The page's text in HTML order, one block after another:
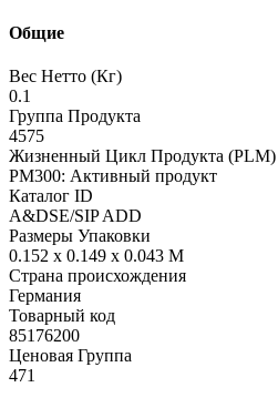
Общие
Вес Нетто (Кг)
0.1
Группа Продукта
4575
Жизненный Цикл Продукта (PLM)
PM300: Активный продукт
Каталог ID
A&DSE/SIP ADD
Размеры Упаковки
0.152 x 0.149 x 0.043 M
Страна происхождения
Германия
Товарный код
85176200
Ценовая Группа
471